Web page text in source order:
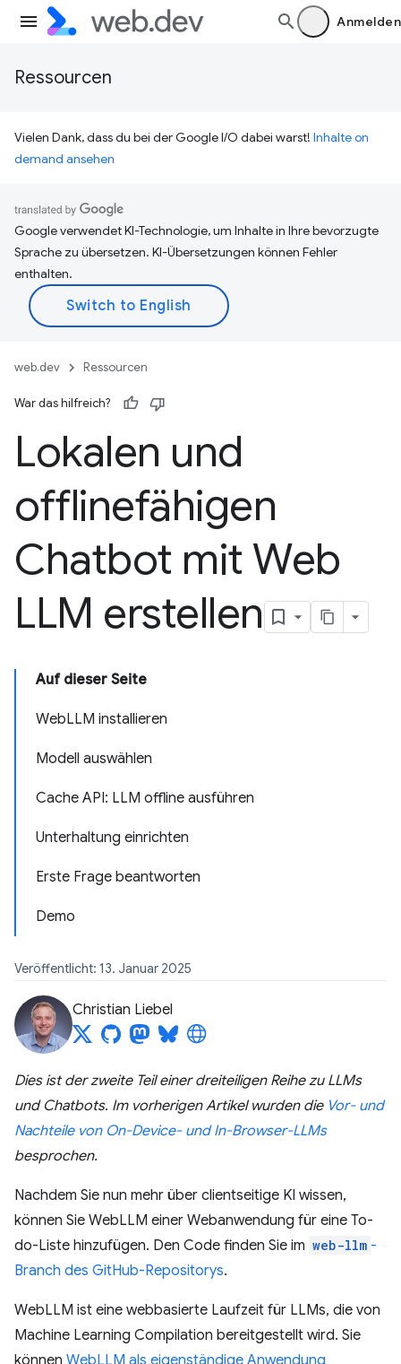
Anmelden
Ressourcen
Vielen Dank, dass du bei der Google I/O dabei warst! Inhalte on
demand ansehen
Google verwendet KI-Technologie, um Inhalte in Ihre bevorzugte
Sprache zu übersetzen. KI-Übersetzungen können Fehler
enthalten.
web.dev Ressourcen
War das hilfreich?
Lokalen und
offlinefähigen
Chatbot mit Web
LLM erstellen
Auf dieser Seite
WebLLM installieren
Modell auswählen
Cache API: LLM offline ausführen
Unterhaltung einrichten
Erste Frage beantworten
Demo
Veröffentlicht: 13. Januar 2025
Christian Liebel
Dies ist der zweite Teil einer dreiteiligen Reihe zu LLMs
und Chatbots. Im vorherigen Artikel wurden die Vor- und
Nachteile von On-Device- und In-Browser-LLMs
besprochen.
Nachdem Sie nun mehr über clientseitige KI wissen,
können Sie WebLLM einer Webanwendung für eine To-
do-Liste hinzufügen. Den Code finden Sie im web-llm -
Branch des GitHub-Repositorys.
WebLLM ist eine webbasierte Laufzeit für LLMs, die von
Machine Learning Compilation bereitgestellt wird. Sie
können WebLLM als eigenständige Anwendung